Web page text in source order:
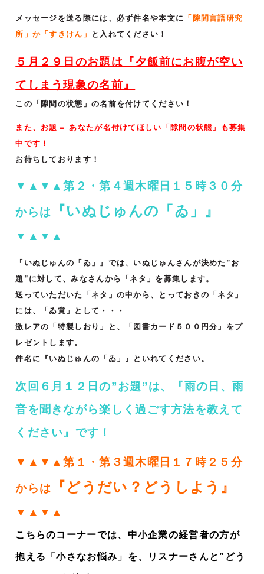
メッセージを送る際には、必ず件名や本文に 「隙間言語研究
所」か「すきけん」
と入れてください！
５月２９日のお題は 『夕飯前にお腹が空い
てしまう現象の名前』
この「隙間の状態」の名前を付けてください！
また、お題＝ あなたが名付けてほしい「隙間の状態」も募集
中です！
お待ちしております！
▼▲▼▲第２・第４週木曜日１５時３０分
からは 『いぬじゅんの「ゐ」』
▼▲▼▲
『いぬじゅんの「ゐ」』では、いぬじゅんさんが決めた”お
題”に対して、みなさんから「ネタ」を募集します。
送っていただいた「ネタ」の中から、とっておきの「ネタ」
には、「ゐ賞」として・・・
激レアの「特製しおり」と、「図書カード５００円分」をプ
レゼントします。
件名に『いぬじゅんの「ゐ」』といれてください。
次回６月１２日の”お題”は、『雨の日、雨
音を聞きながら楽しく過ごす方法を教えて
ください』です！
▼▲▼▲第１・第３週木曜日１７時２５分
からは 『どうだい？どうしよう』
▼▲▼▲
こちらのコーナーでは、中小企業の経営者の方が
抱える「小さなお悩み」を、リスナーさんと”どう